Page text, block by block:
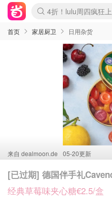
Boticinal 夏促开抢！
4折！lulu周四疯狂
还没结束！
Joybuy变相75折 随
速领！Stanley独家85
疑似霸哥！Camper
Zalando 奥莱闪促！
Moncler反季囤！5折
Coach Brooklyn仅
首页 家居厨卫 日用杂货
来自 dealmoon.de 05-20更新
[已过期] 德国伴手礼
经典草莓味夹心糖€2.5/盒